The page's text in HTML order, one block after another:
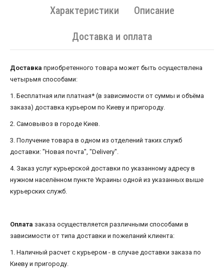
Характеристики Описание
Доставка и оплата
Доставка приобретенного товара может быть осуществлена ​​
четырьмя способами:
1. Бесплатная или платная* (в зависимости от суммы и объёма
заказа) доставка курьером по Киеву и пригороду.
2. Самовывоз в городе Киев.
3. Получение товара в одном из отделений таких служб
доставки: "Новая почта", "Delivery".
4. Заказ услуг курьерской доставки по указанному адресу в
нужном населённом пункте Украины одной из указанных выше
курьерских служб.
Оплата заказа осуществляется различными способами в
зависимости от типа доставки и пожеланий клиента:
1. Наличный расчет с курьером - в случае доставки заказа по
Киеву и пригороду.